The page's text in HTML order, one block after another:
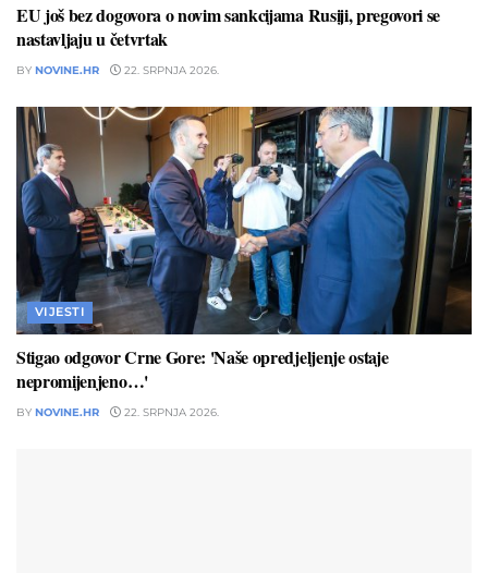
EU još bez dogovora o novim sankcijama Rusiji, pregovori se
nastavljaju u četvrtak
BY NOVINE.HR 22. SRPNJA 2026.
VIJESTI
Stigao odgovor Crne Gore: 'Naše opredjeljenje ostaje
nepromijenjeno…'
BY NOVINE.HR 22. SRPNJA 2026.